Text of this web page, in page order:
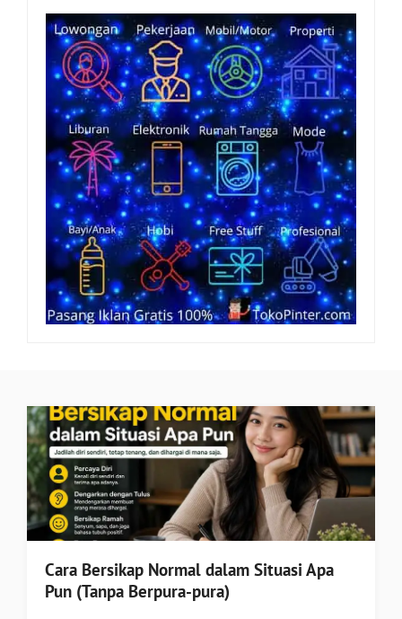
Cara Bersikap Normal dalam Situasi Apa
Pun (Tanpa Berpura-pura)